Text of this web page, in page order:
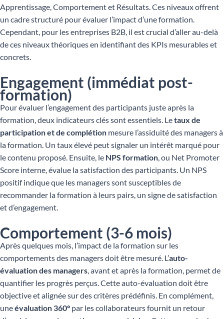
Apprentissage, Comportement et Résultats. Ces niveaux offrent
un cadre structuré pour évaluer l’impact d’une formation.
Cependant, pour les entreprises B2B, il est crucial d’aller au-delà
de ces niveaux théoriques en identifiant des KPIs mesurables et
concrets.
Engagement (immédiat post-
formation)
Pour évaluer l’engagement des participants juste après la
formation, deux indicateurs clés sont essentiels. Letaux de
participation et de complétion mesure l’assiduité des managers à
la formation. Un taux élevé peut signaler un intérêt marqué pour
le contenu proposé. Ensuite, le NPS formation, ou Net Promoter
Score interne, évalue la satisfaction des participants. Un NPS
positif indique que les managers sont susceptibles de
recommander la formation à leurs pairs, un signe de satisfaction
et d’engagement.
Comportement (3-6 mois)
Après quelques mois, l’impact de la formation sur les
comportements des managers doit être mesuré. L’auto-
évaluation des managers , avant et après la formation, permet de
quantifier les progrès perçus. Cette auto-évaluation doit être
objective et alignée sur des critères prédéfinis. En complément,
uneévaluation 360° par les collaborateurs fournit un retour